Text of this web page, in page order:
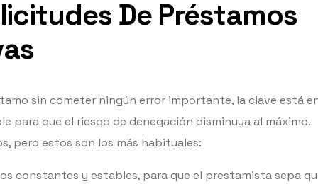
De Préstamos
sin cometer ningún error importante, la clave está
para que el riesgo de denegación disminuya al máximo.
pero estos son los más habituales:
constantes y estables, para que el prestamista sepa